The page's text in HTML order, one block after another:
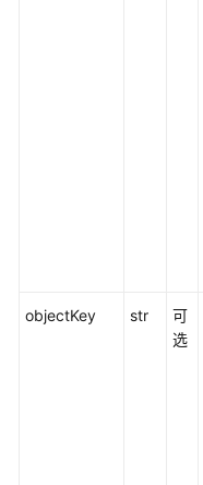
备
objectKey str
可
选